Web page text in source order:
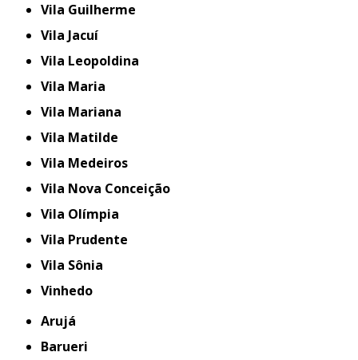
Vila Guilherme
Vila Jacuí
Vila Leopoldina
Vila Maria
Vila Mariana
Vila Matilde
Vila Medeiros
Vila Nova Conceição
Vila Olímpia
Vila Prudente
Vila Sônia
Vinhedo
Arujá
Barueri